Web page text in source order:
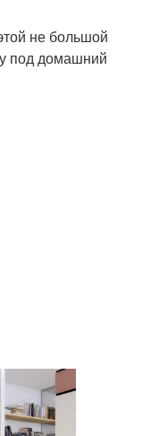
не большой
под домашний